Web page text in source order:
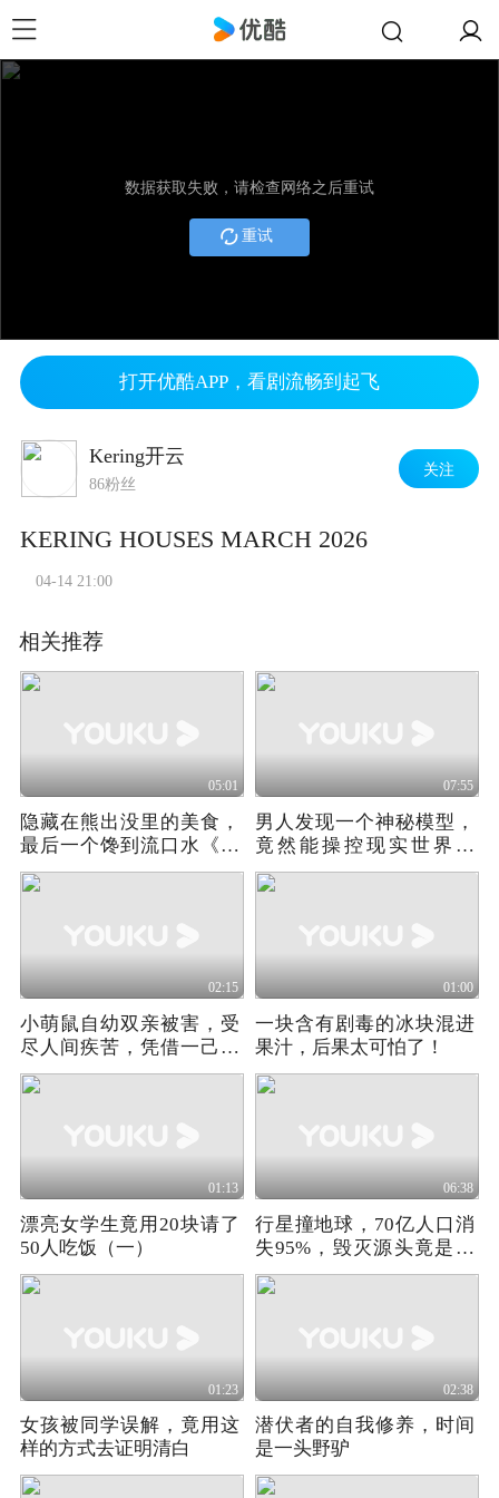
数据获取失败，请检查网络之后重试
重试
打开优酷APP，看剧流畅到起飞
Kering开云
86粉丝
关注
KERING HOUSES MARCH 2026
04-14 21:00
相关推荐
05:01
隐藏在熊出没里的美食，
最后一个馋到流口水《熊
出没年年有熊》
07:55
男人发现一个神秘模型，
竟然能操控现实世界！
《新阴阳魔界》
02:15
小萌鼠自幼双亲被害，受
尽人间疾苦，凭借一己之
力手刃仇人！
01:00
一块含有剧毒的冰块混进
果汁，后果太可怕了！
01:13
漂亮女学生竟用20块请了
50人吃饭（一）
06:38
行星撞地球，70亿人口消
失95%，毁灭源头竟是变
异怪物，科幻
01:23
女孩被同学误解，竟用这
样的方式去证明清白
02:38
潜伏者的自我修养，时间
是一头野驴